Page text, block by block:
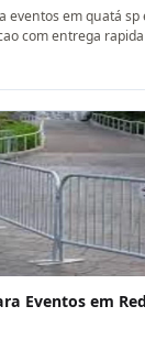
eventos em quatá sp
com entrega
Eventos em